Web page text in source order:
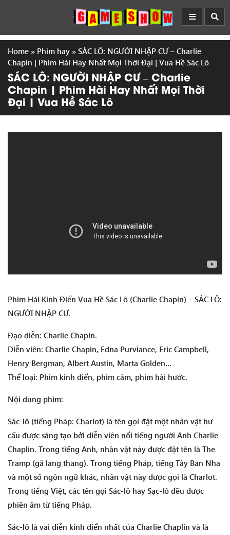
Home » Phim hay » SÁC LÔ: NGƯỜI NHẬP CƯ – Charlie
Chapin | Phim Hài Hay Nhất Mọi Thời Đại | Vua Hề Sác Lô
SÁC LÔ: NGƯỜI NHẬP CƯ – Charlie
Chapin | Phim Hài Hay Nhất Mọi Thời
Đại | Vua Hề Sác Lô
Phim Hài Kinh Điển Vua Hề Sác Lô (Charlie Chapin) – SÁC LÔ:
NGƯỜI NHẬP CƯ.
Đạo diễn: Charlie Chapin.
Diễn viên: Charlie Chapin, Edna Purviance, Eric Campbell,
Henry Bergman, Albert Austin, Marta Golden…
Thể loại: Phim kinh điển, phim câm, phim hài hước.
Nội dung phim:
Sác-lô (tiếng Pháp: Charlot) là tên gọi đặt một nhân vật hư
cấu được sáng tạo bởi diễn viên nổi tiếng người Anh Charlie
Chaplin. Trong tiếng Anh, nhân vật này được đặt tên là The
Tramp (gã lang thang). Trong tiếng Pháp, tiếng Tây Ban Nha
và một số ngôn ngữ khác, nhân vật này được gọi là Charlot.
Trong tiếng Việt, các tên gọi Sác-lô hay Sạc-lô đều được
phiên âm từ tiếng Pháp.
Sác-lô là vai diễn kinh điển nhất của Charlie Chaplin và là